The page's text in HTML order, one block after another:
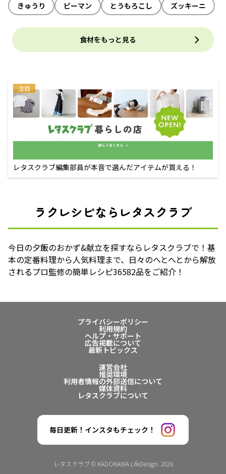
きゅうり
ピーマン とうもろこし ズッキーニ
食材をもっと見る
注目
レタスクラブ編集部員が本音で選んだアイテムが買える！
ラクレシピならレタスクラブ
今日の夕飯のおかず&献立を探すならレタスクラブで！基
本の定番料理から人気料理まで、日々のへとへとから解放
されるプロ監修の簡単レシピ36582品をご紹介！
プライバシーポリシー
利用規約
ヘルプ・サポート
広告掲載について
最新トピックス
運営会社
推奨環境
利用者情報の外部送信について
媒体資料
レタスクラブについて
毎日更新！インスタもチェック！
レタスクラブ © KADOKAWA LifeDesign. 2026